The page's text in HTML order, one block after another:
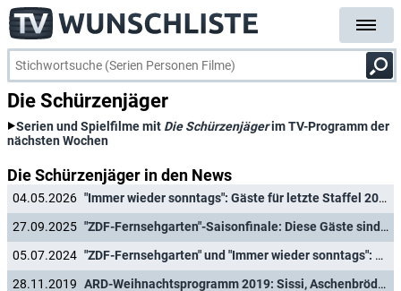
Die Schürzenjäger
Serien und Spielfilme mit Die Schürzenjägerim TV-Programm der
nächsten Wochen
Die Schürzenjäger in den News
04.05.2026
"Immer wieder sonntags": Gäste für letzte Staffel 2026 verkündet
27.09.2025
"ZDF-Fernsehgarten"-Saisonfinale: Diese Gäste sind in der Oktoberfest-Ausgabe am 28. September 2025 dabei
05.07.2024
"ZDF-Fernsehgarten" und "Immer wieder sonntags": Diese Gäste sind am 7. Juli 2024 dabei
28.11.2019
ARD-Weihnachtsprogramm 2019: Sissi, Aschenbrödel und singende Metzger